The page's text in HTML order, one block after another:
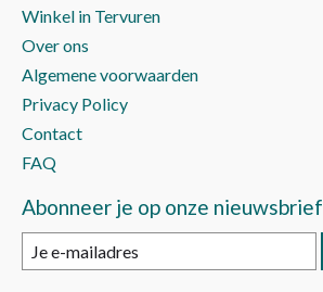
Winkel in Tervuren
Over ons
Algemene voorwaarden
Privacy Policy
Contact
FAQ
Abonneer je op onze nieuwsbrief